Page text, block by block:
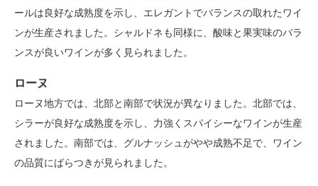
ールは良好な成熟度を示し、エレガントでバランスの取れたワイ
ンが生産されました。シャルドネも同様に、酸味と果実味のバラ
ンスが良いワインが多く見られました。
ローヌ
ローヌ地方では、北部と南部で状況が異なりました。北部では、
シラーが良好な成熟度を示し、力強くスパイシーなワインが生産
されました。南部では、グルナッシュがやや成熟不足で、ワイン
の品質にばらつきが見られました。